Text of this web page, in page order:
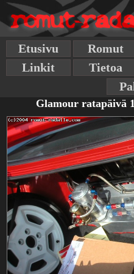
Etusivu Romut
Linkit
Tietoa
Glamour ratapäivä